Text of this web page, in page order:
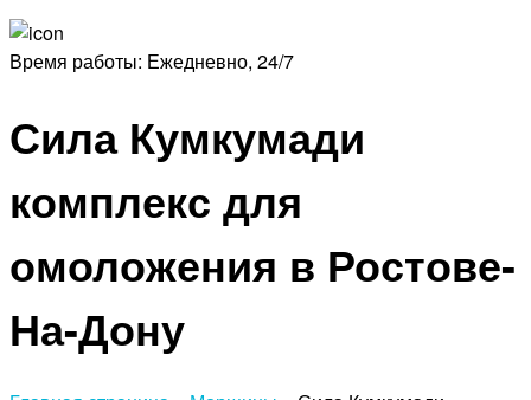
Время работы: Ежедневно, 24/7
Сила Кумкумади
комплекс для
омоложения в Ростове-
На-Дону